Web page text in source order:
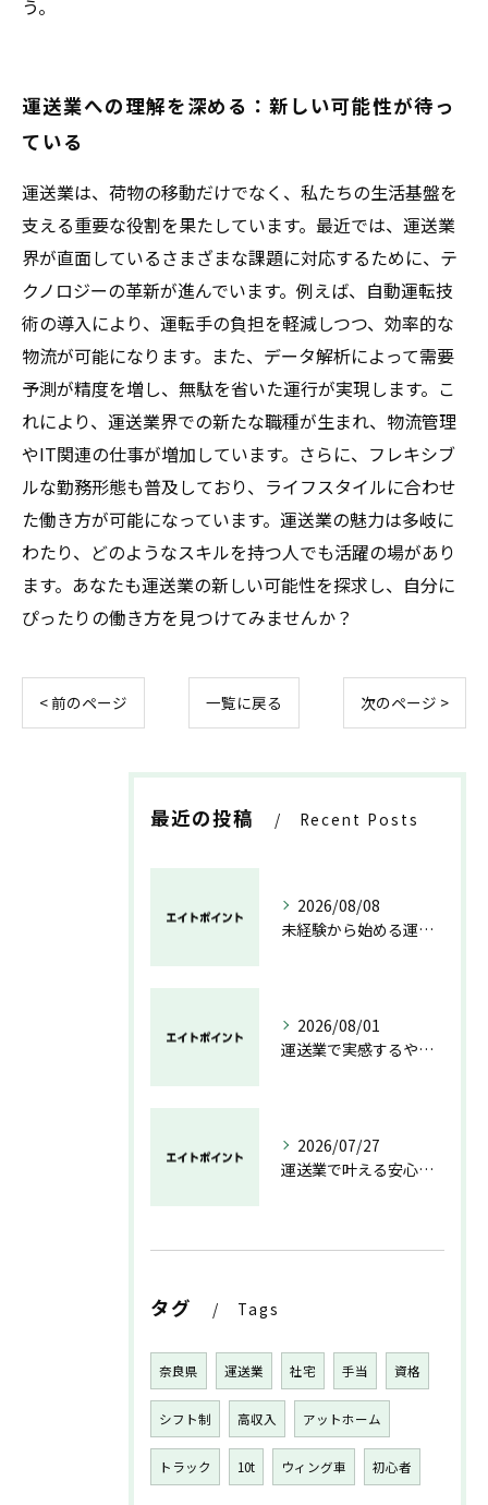
う。
運送業への理解を深める：新しい可能性が待っ
ている
運送業は、荷物の移動だけでなく、私たちの生活基盤を
支える重要な役割を果たしています。最近では、運送業
界が直面しているさまざまな課題に対応するために、テ
クノロジーの革新が進んでいます。例えば、自動運転技
術の導入により、運転手の負担を軽減しつつ、効率的な
物流が可能になります。また、データ解析によって需要
予測が精度を増し、無駄を省いた運行が実現します。こ
れにより、運送業界での新たな職種が生まれ、物流管理
やIT関連の仕事が増加しています。さらに、フレキシブ
ルな勤務形態も普及しており、ライフスタイルに合わせ
た働き方が可能になっています。運送業の魅力は多岐に
わたり、どのようなスキルを持つ人でも活躍の場があり
ます。あなたも運送業の新しい可能性を探求し、自分に
ぴったりの働き方を見つけてみませんか？
< 前のページ 一覧に戻る 次のページ >
最近の投稿 Recent Posts
2026/08/08
未経験から始める運送業の安心と成長の道
2026/08/01
運送業で実感するやりがいと成長の魅力
2026/07/27
運送業で叶える安心と成長のキャリア
タグ Tags
奈良県 運送業 社宅 手当 資格
シフト制 高収入 アットホーム
トラック 10t ウィング車 初心者